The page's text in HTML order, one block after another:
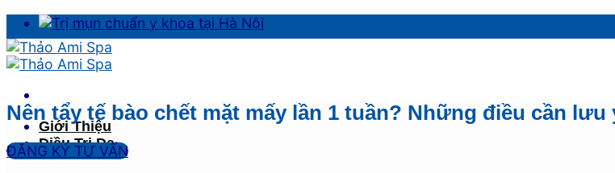
Skip
to
content
Giới Thiệu
Điều Trị Da
Nên tẩy tế bào chết mặt mấy lần 1 tuần? Những điều cần lưu
ĐĂNG KÝ TƯ VẤN